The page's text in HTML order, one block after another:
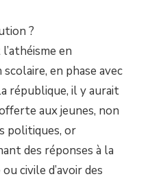
?
en
en phase avec
république, il y aurait
aux jeunes, non
politiques, or
des réponses à la
civile d’avoir des